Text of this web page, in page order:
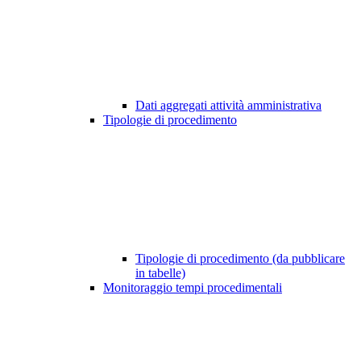
Dati aggregati attività amministrativa
Tipologie di procedimento
Tipologie di procedimento (da pubblicare
in tabelle)
Monitoraggio tempi procedimentali